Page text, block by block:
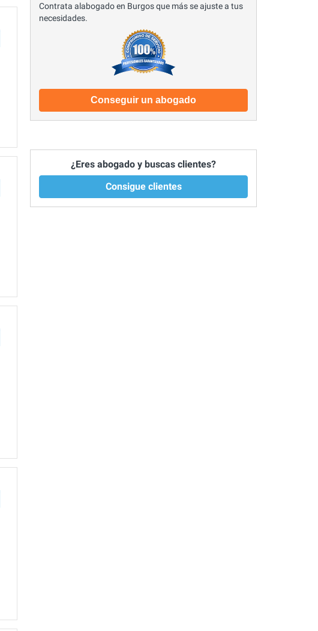
Contrata alabogado en Burgos que más se ajuste a tus
necesidades.
Conseguir un abogado
¿Eres abogado y buscas clientes?
Consigue clientes